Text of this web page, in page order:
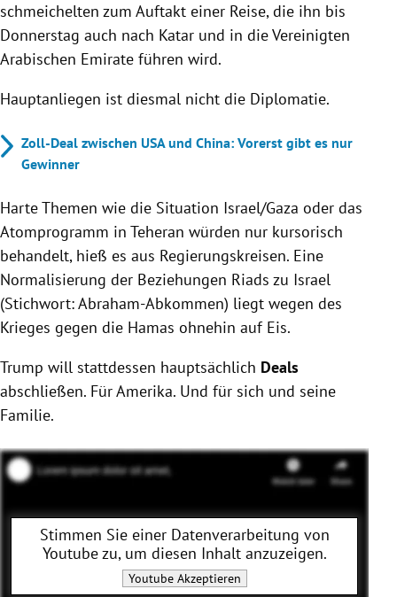
schmeichelten zum Auftakt einer Reise, die ihn bis
Donnerstag auch nach Katar und in die Vereinigten
Arabischen Emirate führen wird.
Hauptanliegen ist diesmal nicht die Diplomatie.
Zoll-Deal zwischen USA und China: Vorerst gibt es nur
Gewinner
Harte Themen wie die Situation Israel/Gaza oder das
Atomprogramm in Teheran würden nur kursorisch
behandelt, hieß es aus Regierungskreisen. Eine
Normalisierung der Beziehungen Riads zu Israel
(Stichwort: Abraham-Abkommen) liegt wegen des
Krieges gegen die Hamas ohnehin auf Eis.
Trump will stattdessen hauptsächlich Deals
abschließen. Für Amerika. Und für sich und seine
Familie.
Stimmen Sie einer Datenverarbeitung von
Youtubezu, um diesen Inhalt anzuzeigen.
YoutubeAkzeptieren